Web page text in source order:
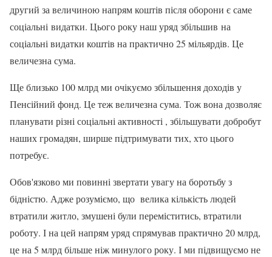
другий за величиною напрям коштів після оборони є саме
соціальні видатки. Цього року наш уряд збільшив на
соціальні видатки коштів на практично 25 мільярдів. Це
величезна сума.
Ще близько 100 млрд ми очікуємо збільшення доходів у
Пенсійний фонд. Це теж величезна сума. Тож вона дозволяє
планувати різні соціальні активності , збільшувати добробут
наших громадян, ширше підтримувати тих, хто цього
потребує.
Обов'язково ми повинні звертати увагу на боротьбу з
бідністю. Адже розуміємо, що велика кількість людей
втратили житло, змушені були переміститись, втратили
роботу. І на цей напрям уряд спрямував практично 20 млрд,
це на 5 млрд більше ніж минулого року. І ми підвищуємо не